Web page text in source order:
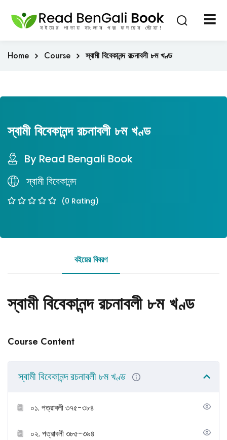
Home Course স্বামী বিবেকানন্দ রচনাবলী ৮ম খণ্ড
স্বামী বিবেকানন্দ রচনাবলী ৮ম খণ্ড
By Read Bengali Book
স্বামী বিবেকানন্দ
(0 Rating)
বইয়ের বিবরণ
স্বামী বিবেকানন্দ রচনাবলী ৮ম খণ্ড
Course Content
স্বামী বিবেকানন্দ রচনাবলী ৮ম খণ্ড
০১. পত্রাবলী ৩৭৫-৩৮৪
০২. পত্রাবলী ৩৮৫-৩৯৪
Sign in Sign up
Sign in
Remember me